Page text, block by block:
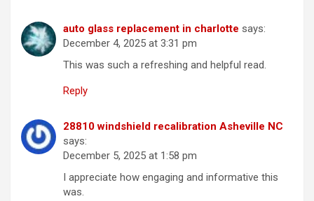
auto glass replacement in charlotte says:
December 4, 2025 at 3:31 pm
This was such a refreshing and helpful read.
Reply
28810 windshield recalibration Asheville NC
says:
December 5, 2025 at 1:58 pm
I appreciate how engaging and informative this
was.